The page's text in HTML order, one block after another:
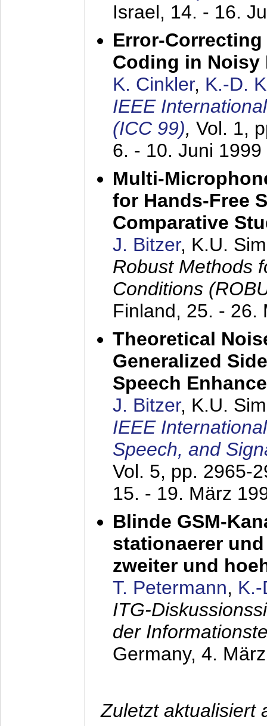
Israel, 14. - 16.
Error-
Coding in Noisy
K. Cinkler, K.-D.
IEEE
(ICC 99), Vol. 1,
6. - 10. Juni 1999
Multi-
for Hands-Free
Comparative
J. Bitzer, K.U.
Robust Methods
Conditions
Finland, 25. - 26.
Theoretical
Generalized
Speech
J. Bitzer, K.U.
IEEE
Speech, and
Vol. 5, pp. 2965-
15. - 19. März
Blinde GSM-
stationaerer
zweiter und
T. Petermann,
ITG-
der
Germany, 4.
Zuletzt aktualisiert